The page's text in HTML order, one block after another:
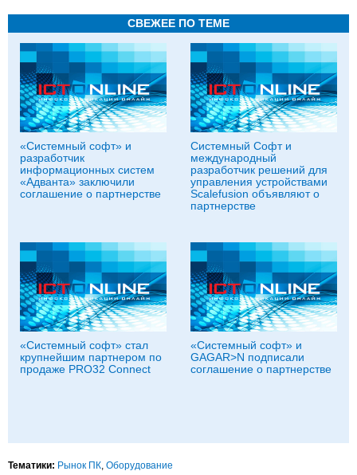
СВЕЖЕЕ ПО ТЕМЕ
«Системный софт» и
разработчик
информационных систем
«Адванта» заключили
соглашение о партнерстве
Системный Софт и
международный
разработчик решений для
управления устройствами
Scalefusion объявляют о
партнерстве
«Системный софт» стал
крупнейшим партнером по
продаже PRO32 Connect
«Системный софт» и
GAGAR>N подписали
соглашение о партнерстве
Тематики: Рынок ПК, Оборудование